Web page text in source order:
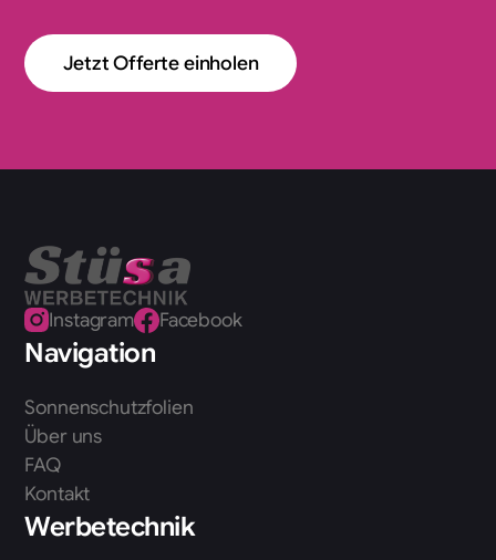
Jetzt Offerte einholen
Instagram Facebook
Navigation
Sonnenschutzfolien
Über uns
FAQ
Kontakt
Werbetechnik